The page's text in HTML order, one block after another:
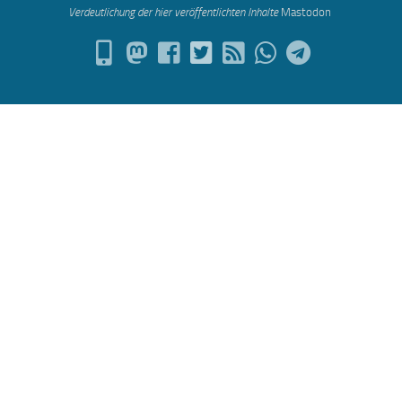
Verdeutlichung der hier veröffentlichten Inhalte Mastodon